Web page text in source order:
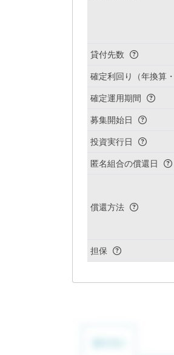
貸付先数
確定利回り（年換算
確定運用期間
募集開始日
投資実行日
匿名組合の償還日
償還方法
担保